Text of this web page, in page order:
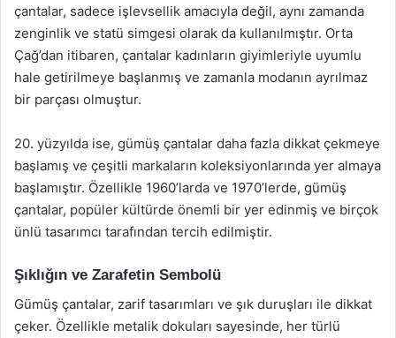
çantalar, sadece işlevsellik amacıyla değil, aynı zamanda
zenginlik ve statü simgesi olarak da kullanılmıştır. Orta
Çağ’dan itibaren, çantalar kadınların giyimleriyle uyumlu
hale getirilmeye başlanmış ve zamanla modanın ayrılmaz
bir parçası olmuştur.
20. yüzyılda ise, gümüş çantalar daha fazla dikkat çekmeye
başlamış ve çeşitli markaların koleksiyonlarında yer almaya
başlamıştır. Özellikle 1960’larda ve 1970’lerde, gümüş
çantalar, popüler kültürde önemli bir yer edinmiş ve birçok
ünlü tasarımcı tarafından tercih edilmiştir.
Şıklığın ve Zarafetin Sembolü
Gümüş çantalar, zarif tasarımları ve şık duruşları ile dikkat
çeker. Özellikle metalik dokuları sayesinde, her türlü